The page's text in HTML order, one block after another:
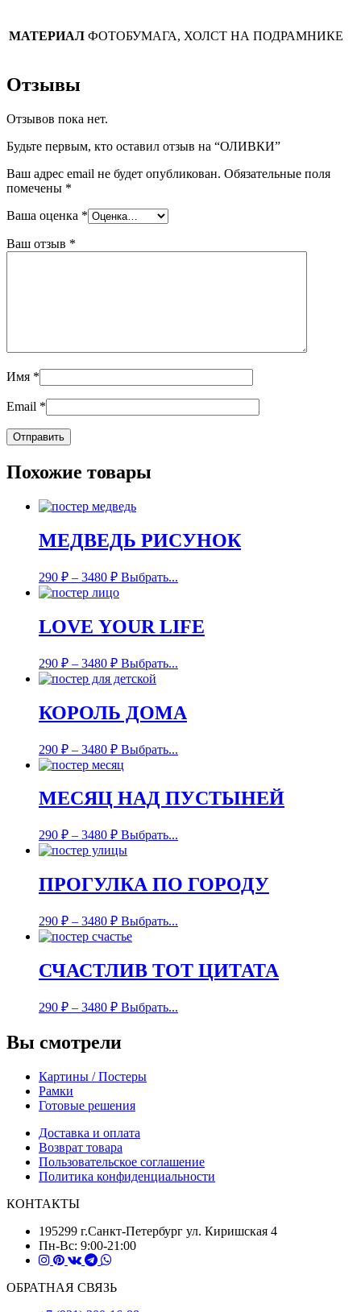
МАТЕРИАЛ ФОТОБУМАГА, ХОЛСТ НА ПОДРАМНИКЕ
Отзывы
Отзывов пока нет.
Будьте первым, кто оставил отзыв на “ОЛИВКИ”
Ваш адрес email не будет опубликован. Обязательные поля
помечены *
Ваша оценка *
Ваш отзыв *
Имя *
Email *
Похожие товары
МЕДВЕДЬ РИСУНОК
290 ₽ – 3480 ₽ Выбрать...
LOVE YOUR LIFE
290 ₽ – 3480 ₽ Выбрать...
КОРОЛЬ ДОМА
290 ₽ – 3480 ₽ Выбрать...
МЕСЯЦ НАД ПУСТЫНЕЙ
290 ₽ – 3480 ₽ Выбрать...
ПРОГУЛКА ПО ГОРОДУ
290 ₽ – 3480 ₽ Выбрать...
СЧАСТЛИВ ТОТ ЦИТАТА
290 ₽ – 3480 ₽ Выбрать...
Вы смотрели
Картины / Постеры
Рамки
Готовые решения
Доставка и оплата
Возврат товара
Пользовательское соглашение
Политика конфиденциальности
КОНТАКТЫ
195299 г.Санкт-Петербург ул. Киришская 4
Пн-Вс: 9:00-21:00
ОБРАТНАЯ СВЯЗЬ